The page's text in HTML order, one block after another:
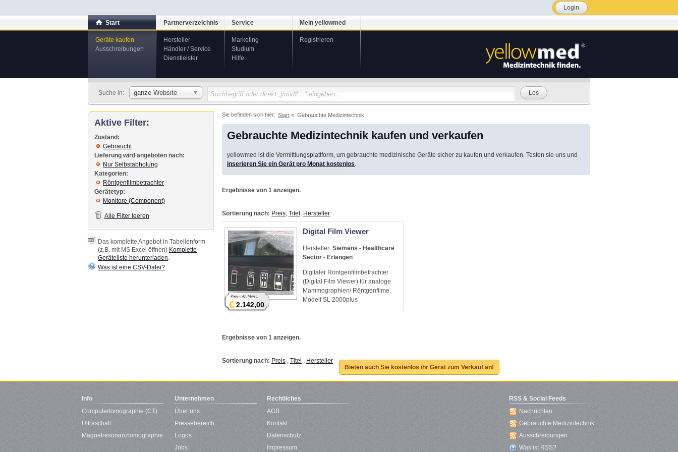
Login
Start
Geräte kaufen
Ausschreibungen
Partnerverzeichnis
Hersteller
Händler / Service
Dienstleister
Service
Marketing
Studium
Hilfe
Mein yellowmed
Registrieren
Suche in: ganze Website Los
Sie befinden sich hier: Start Gebrauchte Medizintechnik
Gebrauchte Medizintechnik kaufen und verkaufen
yellowmed ist die Vermittlungsplattform, um gebrauchte medizinische Geräte sicher zu kaufen und verkaufen. Testen sie uns und
inserieren Sie ein Gerät pro Monat kostenlos
Ergebnisse von 1 anzeigen.
Sortierung nach: Preis Titel Hersteller
Digital Film Viewer
Hersteller: Siemens - Healthcare
Sector - Erlangen
Digitaler Röntgenfilmbetrachter
(Digital Film Viewer) für analoge
Mammographien/ Röntgenfilme.
Modell SL 2000plus
€2.142,00
Ergebnisse von 1 anzeigen.
Sortierung nach: Preis , Titel , Hersteller
Bieten auch Sie kostenlos ihr Gerät zum Verkauf an!
Aktive Filter:
Zustand:
Gebraucht
Lieferung wird angeboten nach:
Nur Selbstabholung
Kategorien:
Röntgenfilmbetrachter
Gerätetyp:
Monitore (Component)
Alle Filter leeren
Das komplette Angebot in Tabellenform
(z.B. mit MS Excel öffnen) Komplette
Geräteliste herunterladen
Was ist eine CSV-Datei?
Info
Computertomographie (CT)
Ultraschall
Magnetresonanztomographie
Unternehmen
Über uns
Pressebereich
Logos
Jobs
Rechtliches
AGB
Kontakt
Datenschutz
Impressum
RSS & Social Feeds
Nachrichten
Gebrauchte Medizintechnik
Ausschreibungen
Was ist RSS?